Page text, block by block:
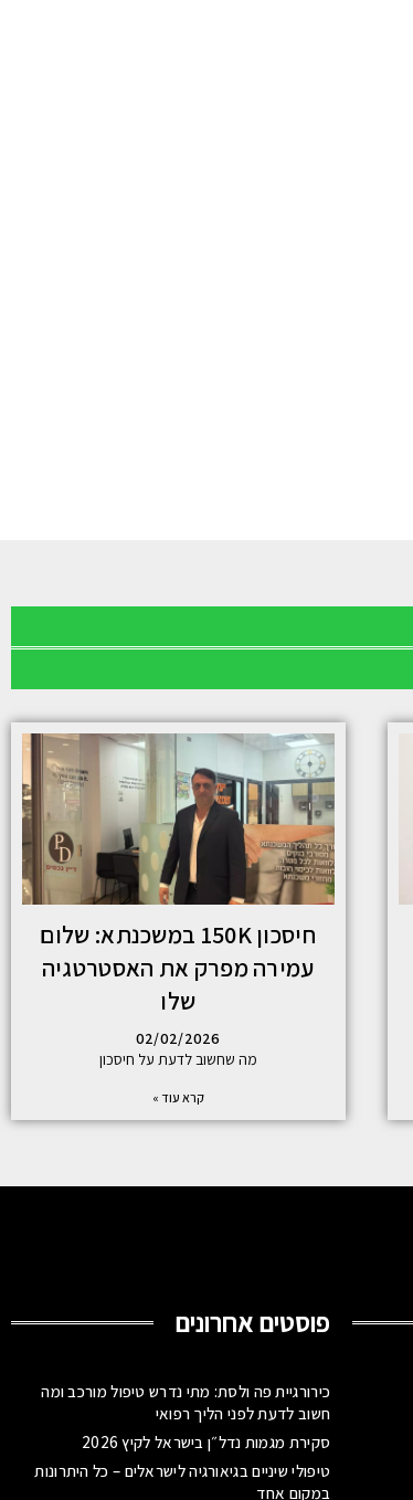
חיסכון 150K במשכנתא: שלום
עמירה מפרק את האסטרטגיה
שלו
02/02/2026
מה שחשוב לדעת על חיסכון
קרא עוד »
פוסטים אחרונים
כירורגיית פה ולסת: מתי נדרש טיפול מורכב ומה
חשוב לדעת לפני הליך רפואי
סקירת מגמות נדל״ן בישראל לקיץ 2026
טיפולי שיניים בגיאורגיה לישראלים – כל היתרונות
במקום אחד